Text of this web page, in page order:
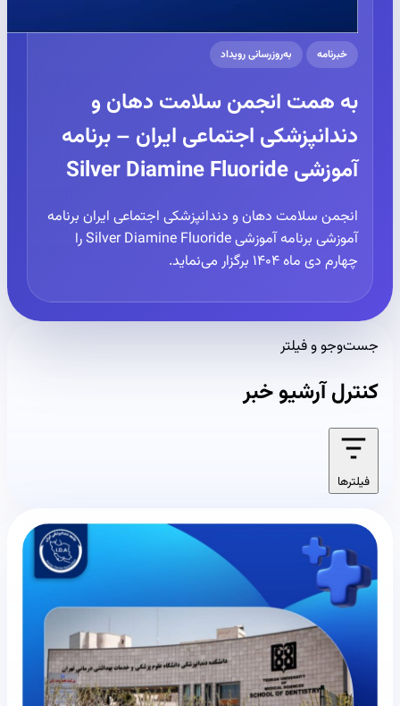
خبرنامه به‌روزرسانی رویداد
به همت انجمن سلامت دهان و
دندانپزشکی اجتماعی ایران – برنامه
آموزشی Silver Diamine Fluoride
انجمن سلامت دهان و دندانپزشکی اجتماعی ایران برنامه
آموزشی برنامه آموزشی Silver Diamine Fluoride را
چهارم دی ماه ۱۴۰۴ برگزار می‌نماید.
جست‌وجو و فیلتر
کنترل آرشیو خبر
فیلترها